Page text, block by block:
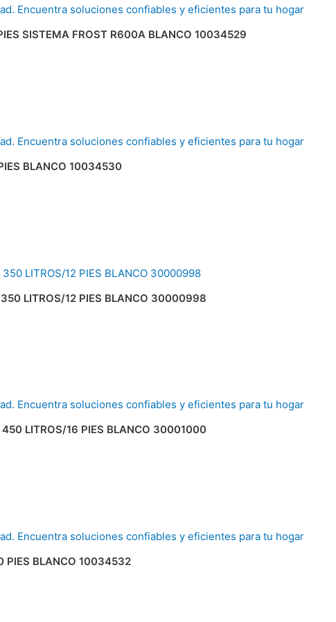
SISTEMA FROST R600A BLANCO 10034529
BLANCO 10034530
LITROS/12 PIES BLANCO 30000998
LITROS/16 PIES BLANCO 30001000
PIES BLANCO 10034532